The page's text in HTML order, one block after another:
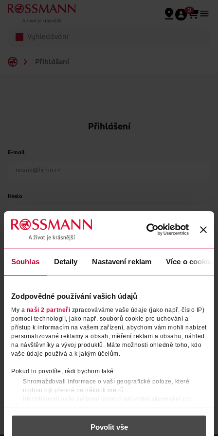
Souhlas Detaily Nastavení reklam Více o cookies
Zodpovědné používání vašich údajů
My a naši 2 partneři zpracováváme vaše údaje (jako např. číslo IP)
pomocí technologií, jako např. souborů cookie pro uchování a
přístup k informacím na vašem zařízení, abychom vám mohli nabízet
personalizované reklamy a obsah, měření reklam a obsahu, náhled
na návštěvníky a vývoj produktů. Máte možnosti ohledně toho, kdo
vaše údaje používá a k jakým účelům.
Pokud to povolíte, rádi bychom také:
Shromažďovali informace o vaší geografické poloze, které
mohou být přesné na několik metrů
Identifikovali vaše zařízení pomocí aktivního skenování pro
konkrétní charakteristiky (otisk prstu)
Zjistěte více o tom, jak zpracováváme vaše osobní údaje, a nastavte
části s podrobnostmi . Svůj souhlas můžete kdykoliv
Povolit vše
Přeskočit na hlavmní obsah
0
Přihlášení
Přihlášení
E-mail
Heslo
Zapomenuté heslo
PŘIHLÁSIT SE
Po registraci se stáváte členem ROSSMANN CLUBu a můžete čerpat výhody naplno. Zjistit více